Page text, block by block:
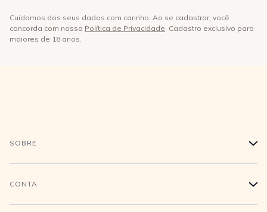
Cuidamos dos seus dados com carinho. Ao se cadastrar, você
concorda com nossa Política de Privacidade. Cadastro exclusivo para
maiores de 18 anos.
SOBRE +
História
CONTA +